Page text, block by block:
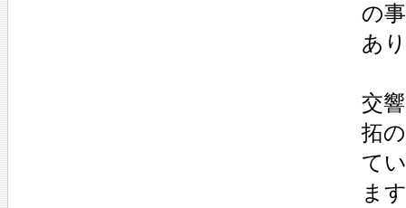
の
あ
交
拓
て
ま